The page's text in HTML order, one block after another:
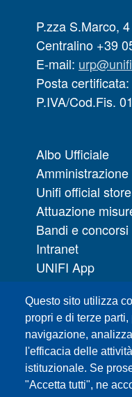
Questo sito utilizza
propri e di terze
navigazione,
l'efficacia delle
istituzionale. Se
"Accetta tutti", ne
P.zza S.Marco,
Centralino +39
E-mail:
Posta certificata:
P.IVA/Cod.Fis.
Albo Ufficiale
Unifi official store
Attuazione
Bandi e concorsi
Intranet
UNIFI App
URP | Ufficio
Sedi
Mappa del sito
Webmaster e